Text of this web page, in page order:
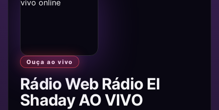
Ouça ao vivo
Rádio Web Rádio El
Shaday AO VIVO